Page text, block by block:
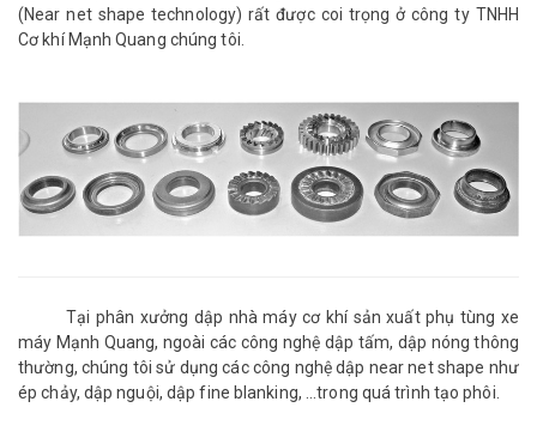
(Near net shape technology) rất được coi trọng ở công ty TNHH
Cơ khí Mạnh Quang chúng tôi.
Tại phân xưởng dập nhà máy cơ khí sản xuất phụ tùng xe
máy Mạnh Quang, ngoài các công nghệ dập tấm, dập nóng thông
thường, chúng tôi sử dụng các công nghệ dập near net shape như
ép chảy, dập nguội, dập fine blanking, ...trong quá trình tạo phôi.